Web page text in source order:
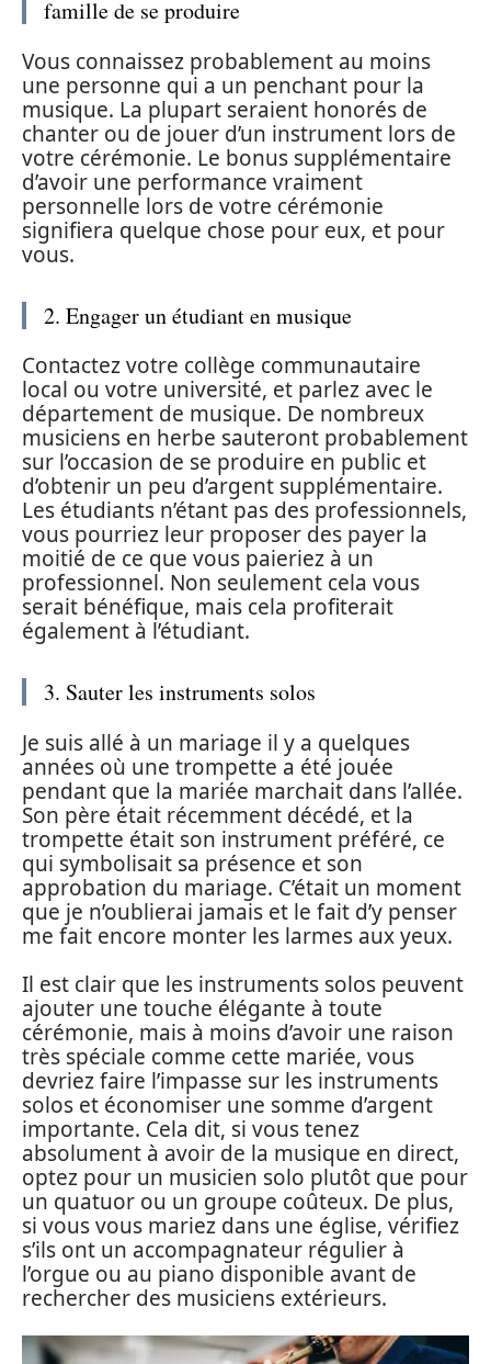
famille de se produire
Vous connaissez probablement au moins
une personne qui a un penchant pour la
musique. La plupart seraient honorés de
chanter ou de jouer d’un instrument lors de
votre cérémonie. Le bonus supplémentaire
d’avoir une performance vraiment
personnelle lors de votre cérémonie
signifiera quelque chose pour eux, et pour
vous.
2. Engager un étudiant en musique
Contactez votre collège communautaire
local ou votre université, et parlez avec le
département de musique. De nombreux
musiciens en herbe sauteront probablement
sur l’occasion de se produire en public et
d’obtenir un peu d’argent supplémentaire.
Les étudiants n’étant pas des professionnels,
vous pourriez leur proposer des payer la
moitié de ce que vous paieriez à un
professionnel. Non seulement cela vous
serait bénéfique, mais cela profiterait
également à l’étudiant.
3. Sauter les instruments solos
Je suis allé à un mariage il y a quelques
années où une trompette a été jouée
pendant que la mariée marchait dans l’allée.
Son père était récemment décédé, et la
trompette était son instrument préféré, ce
qui symbolisait sa présence et son
approbation du mariage. C’était un moment
que je n’oublierai jamais et le fait d’y penser
me fait encore monter les larmes aux yeux.
Il est clair que les instruments solos peuvent
ajouter une touche élégante à toute
cérémonie, mais à moins d’avoir une raison
très spéciale comme cette mariée, vous
devriez faire l’impasse sur les instruments
solos et économiser une somme d’argent
importante. Cela dit, si vous tenez
absolument à avoir de la musique en direct,
optez pour un musicien solo plutôt que pour
un quatuor ou un groupe coûteux. De plus,
si vous vous mariez dans une église, vérifiez
s’ils ont un accompagnateur régulier à
l’orgue ou au piano disponible avant de
rechercher des musiciens extérieurs.